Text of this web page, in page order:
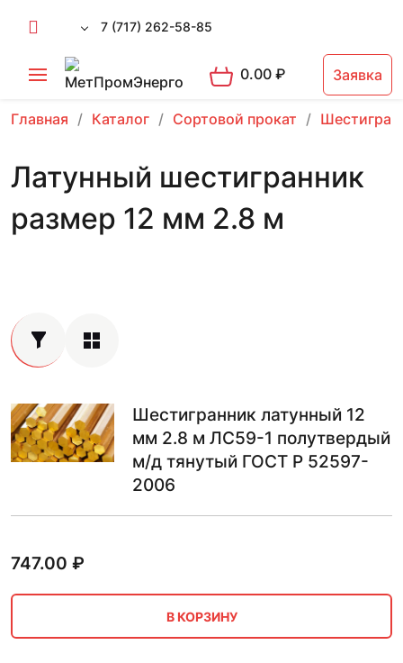
7 (717) 262-58-85
0.00₽ Заявка
Главная Каталог Сортовой прокат
Латунный шестигранник
размер 12 мм 2.8 м
Шестигранник латунный 12
мм 2.8 м ЛС59-1 полутвердый
м/д тянутый ГОСТ Р 52597-
2006
747.00 ₽
В КОРЗИНУ